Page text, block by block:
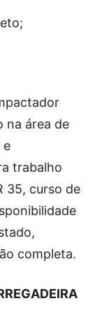
na área de
e
trabalho
35, curso de
completa.